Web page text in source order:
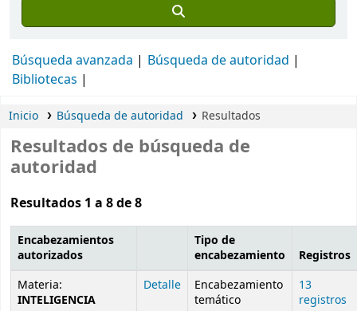
Búsqueda avanzada
Búsqueda de autoridad
Bibliotecas
Inicio Búsqueda de autoridad Resultados
Resultados de búsqueda de
autoridad
Resultados 1 a 8 de 8
Resultados de búsqueda de autoridad
Encabezamientos
autorizados
Tipo de
encabezamiento
Registros
Materia:
INTELIGENCIA
Detalle
Encabezamiento
temático
13
registros